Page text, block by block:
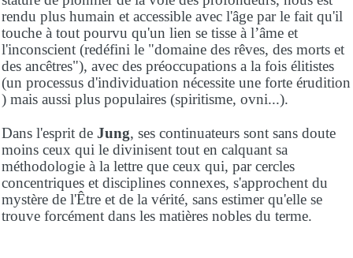
rendu plus humain et accessible avec l'âge par le fait qu'il
touche à tout pourvu qu'un lien se tisse à l’âme et
l'inconscient (redéfini le "domaine des rêves, des morts et
des ancêtres"), avec des préoccupations a la fois élitistes
(un processus d'individuation nécessite une forte érudition
) mais aussi plus populaires (spiritisme, ovni...).
Dans l'esprit de Jung, ses continuateurs sont sans doute
moins ceux qui le divinisent tout en calquant sa
méthodologie à la lettre que ceux qui, par cercles
concentriques et disciplines connexes, s'approchent du
mystère de l'Être et de la vérité, sans estimer qu'elle se
trouve forcément dans les matières nobles du terme.